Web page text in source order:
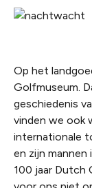
Op het
Golfmuseum.
geschiedenis
vinden we ook
internationale
en zijn mannen
100 jaar Dutch